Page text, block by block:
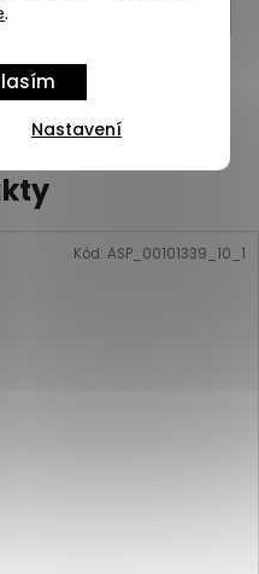
.
Nastavení
PRODUKTY
Kód: ASP_00101339_10_1